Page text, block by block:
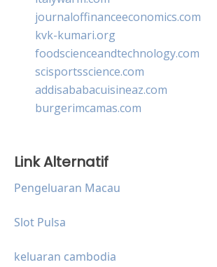
journaloffinanceeconomics.com
kvk-kumari.org
foodscienceandtechnology.com
scisportsscience.com
addisababacuisineaz.com
burgerimcamas.com
Link Alternatif
Pengeluaran Macau
Slot Pulsa
keluaran cambodia